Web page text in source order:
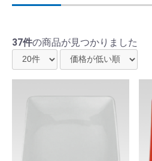
37件の商品が見つかりました